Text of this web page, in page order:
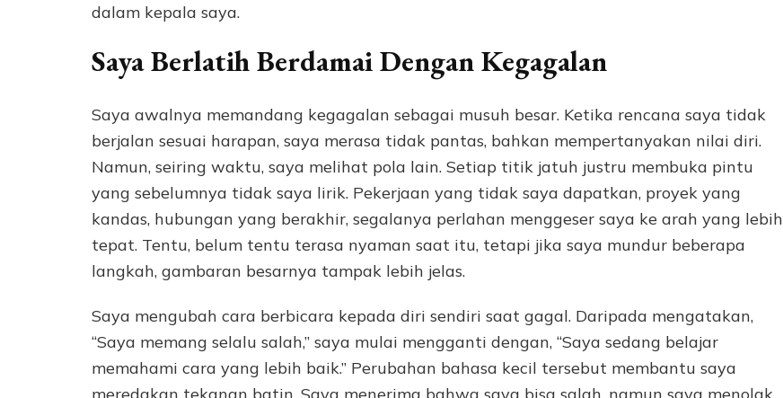
dalam kepala saya.
Saya Berlatih Berdamai Dengan Kegagalan
Saya awalnya memandang kegagalan sebagai musuh besar. Ketika rencana saya tidak
berjalan sesuai harapan, saya merasa tidak pantas, bahkan mempertanyakan nilai diri.
Namun, seiring waktu, saya melihat pola lain. Setiap titik jatuh justru membuka pintu
yang sebelumnya tidak saya lirik. Pekerjaan yang tidak saya dapatkan, proyek yang
kandas, hubungan yang berakhir, segalanya perlahan menggeser saya ke arah yang lebih
tepat. Tentu, belum tentu terasa nyaman saat itu, tetapi jika saya mundur beberapa
langkah, gambaran besarnya tampak lebih jelas.
Saya mengubah cara berbicara kepada diri sendiri saat gagal. Daripada mengatakan,
“Saya memang selalu salah,” saya mulai mengganti dengan, “Saya sedang belajar
memahami cara yang lebih baik.” Perubahan bahasa kecil tersebut membantu saya